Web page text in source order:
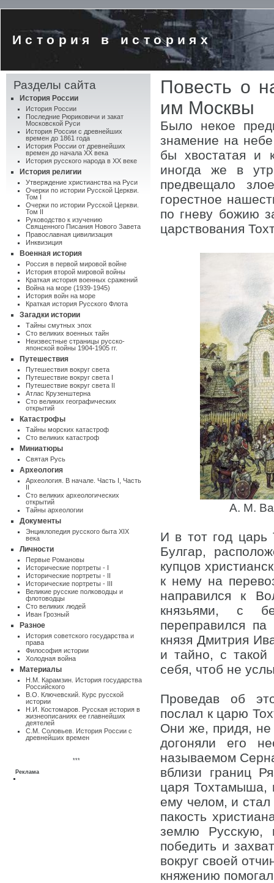
История в историях
Разделы сайта
История России
История России
Последние Рюриковичи и закат
Московской Руси
История России с древнейших
времен до 1861 года
История России от древнейших
времен до начала XX века
История русского народа в XX веке
История религии
Утверждение христианства на Руси
Очерки по истории Русской Церкви.
Том I
Очерки по истории Русской Церкви.
Том II
Руководство к изучению
Священного Писания Нового Завета
Православная цивилизация
Инквизиция
Военная история
Россия в первой мировой войне
История второй мировой войны
Краткая история военных сражений
Война на море (1939-1945)
История войн на море
Краткая история Русского Флота
Загадки истории
Тайны смутных эпох
Сто великих военных тайн
Неизвестные страницы русско-
японской войны 1904-1905 гг.
Путешествия
Путешествия вокруг света
Путешествие вокруг света I
Путешествие вокруг света II
Атлас Крузенштерна
Cто великих географических
открытий
Катастрофы
Тайны морских катастроф
Сто великих катастроф
Миниатюры
Святая Русь
Археология
Археология. В начале. Часть I Часть
II
Сто великих археологических
открытий
Тайны археологии
Документы
Энциклопедия русского быта XIX
века
Личности
Первые Романовы
Исторические портреты - I
Исторические портреты - II
Исторические портреты - III
Великие русские полководцы и
флотоводцы
Сто великих людей
Иван Грозный
Разное
Истоpия советского государства и
пpава
Философия истории
Холодная война
Материалы
Н.М. Карамзин. История государства
Российского
В.О. Ключевский. Курс русской
истории
Н.И. Костомаров. Русская история в
жизнеописаниях ее главнейших
деятелей
С.М. Соловьев. История России с
древнейших времен
***
Реклама
Повесть о
им Москвы
Было некое
знамение на
бы хвостатая и
иногда же в
предвещало
горестное
по гневу божию
царствования
A. M.
И в тот год царь
Булгар,
купцов
к нему на
направился к
князьями, с
переправился
князя Дмитрия
и тайно, с такой
себя, чтоб не
Проведав об
послал к царю
Они же, придя, не
догоняли его
называемом
вблизи границ
царя Тохтамыша,
ему челом, и
пакость
землю Русскую,
победить и
вокруг своей
княжению